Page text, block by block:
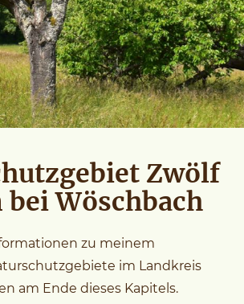
Zwölf
Wöschbach
zu meinem
im Landkreis
am Ende dieses Kapitels.